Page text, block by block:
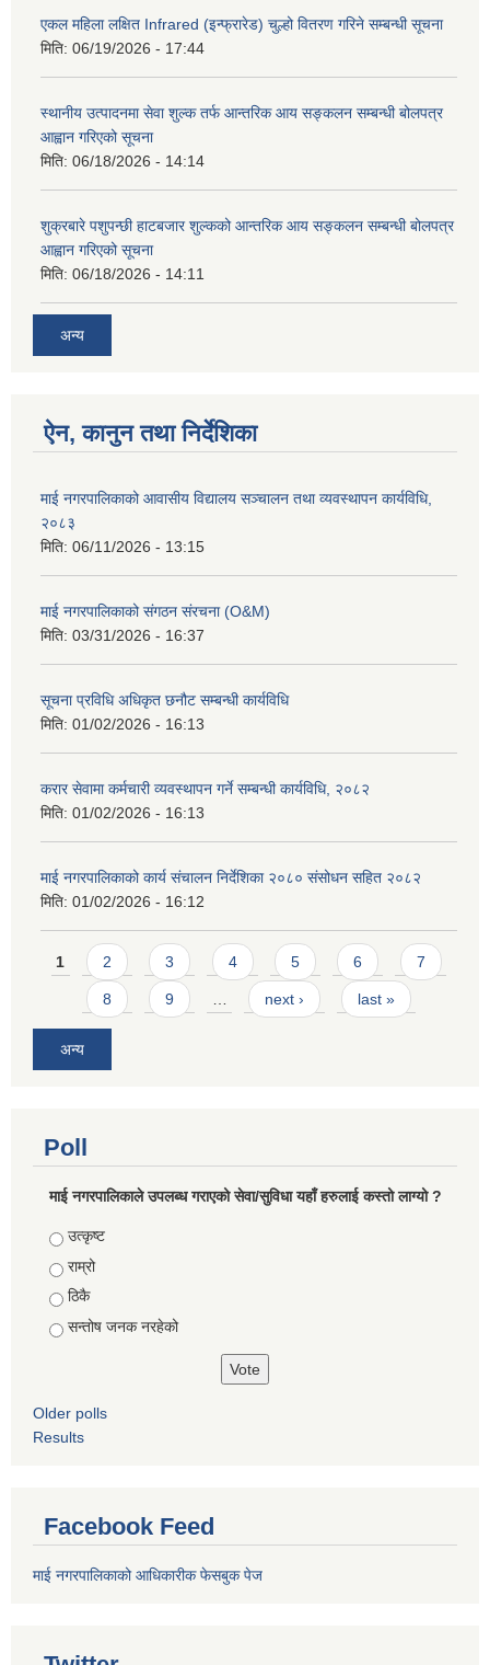
एकल महिला लक्षित Infrared (इन्फ्रारेड) चुल्हो वितरण गरिने सम्बन्धी सूचना
मिति: 06/19/2026 - 17:44
स्थानीय उत्पादनमा सेवा शुल्क तर्फ आन्तरिक आय सङ्कलन सम्बन्धी बोलपत्र
आह्वान गरिएको सूचना
मिति: 06/18/2026 - 14:14
शुक्रबारे पशुपन्छी हाटबजार शुल्कको आन्तरिक आय सङ्कलन सम्बन्धी बोलपत्र
आह्वान गरिएको सूचना
मिति: 06/18/2026 - 14:11
अन्य
ऐन, कानुन तथा निर्देशिका
माई नगरपालिकाको आवासीय विद्यालय सञ्चालन तथा व्यवस्थापन कार्यविधि,
२०८३
मिति: 06/11/2026 - 13:15
माई नगरपालिकाको संगठन संरचना (O&M)
मिति: 03/31/2026 - 16:37
सूचना प्रविधि अधिकृत छनौट सम्बन्धी कार्यविधि
मिति: 01/02/2026 - 16:13
करार सेवामा कर्मचारी व्यवस्थापन गर्ने सम्बन्धी कार्यविधि, २०८२
मिति: 01/02/2026 - 16:13
माई नगरपालिकाको कार्य संचालन निर्देशिका २०८० संसोधन सहित २०८२
मिति: 01/02/2026 - 16:12
Pages
1 2 3 4 5 6 7
8 9 next › last »
अन्य
Poll
माई नगरपालिकाले उपलब्ध गराएको सेवा/सुविधा यहाँ हरुलाई कस्तो लाग्यो ?
Choices
उत्कृष्ट
राम्रो
ठिकै
सन्तोष जनक नरहेको
Older polls
Results
Facebook Feed
माई नगरपालिकाको आधिकारीक फेसबुक पेज